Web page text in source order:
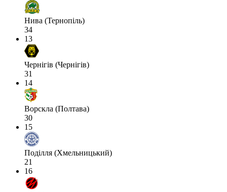
Нива (Тернопіль)
34
13
Чернігів (Чернігів)
31
14
Ворскла (Полтава)
30
15
Поділля (Хмельницький)
21
16